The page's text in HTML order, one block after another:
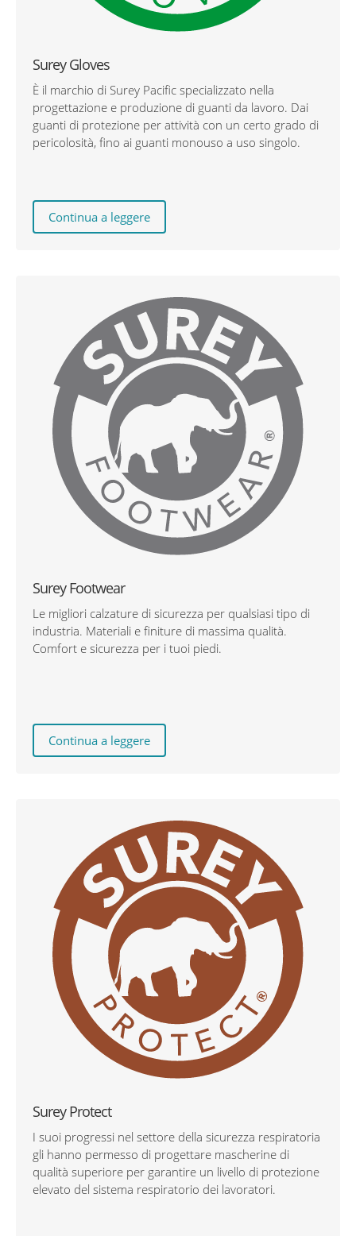
Surey Gloves
È il marchio di Surey Pacific specializzato nella
progettazione e produzione di guanti da lavoro. Dai
guanti di protezione per attività con un certo grado di
pericolosità, fino ai guanti monouso a uso singolo.
Continua a leggere
Surey Footwear
Le migliori calzature di sicurezza per qualsiasi tipo di
industria. Materiali e finiture di massima qualità.
Comfort e sicurezza per i tuoi piedi.
Continua a leggere
Surey Protect
I suoi progressi nel settore della sicurezza respiratoria
gli hanno permesso di progettare mascherine di
qualità superiore per garantire un livello di protezione
elevato del sistema respiratorio dei lavoratori.